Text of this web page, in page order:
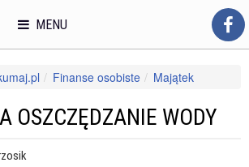
Finanse osobiste
Majątek
OSZCZĘDZANIE WODY
MENU